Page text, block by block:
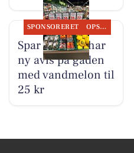
SPONSORERET OPSLAGSTAVLEN
Spar Suldrup har
ny avis på gaden
med vandmelon til
25 kr